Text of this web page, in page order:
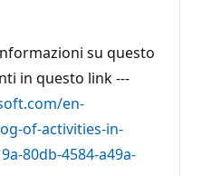
su questo
in questo link ---
en-
of-activities-in-
80db-4584-a49a-